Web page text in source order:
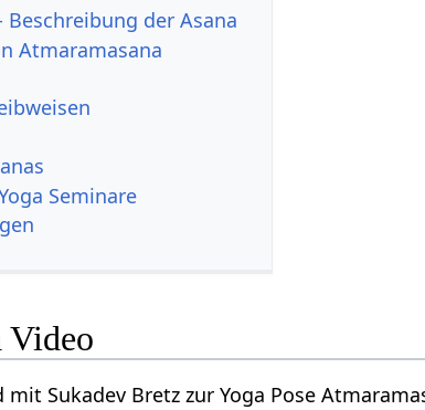
der Asana
Atmaramasana
Seminare
Video
Sukadev Bretz zur Yoga Pose